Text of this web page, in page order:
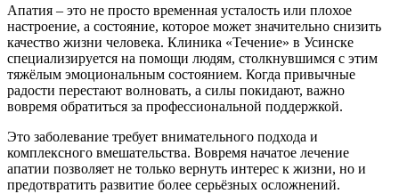
Апатия – это не просто временная усталость или плохое
настроение, а состояние, которое может значительно снизить
качество жизни человека. Клиника «Течение» в Усинске
специализируется на помощи людям, столкнувшимся с этим
тяжёлым эмоциональным состоянием. Когда привычные
радости перестают волновать, а силы покидают, важно
вовремя обратиться за профессиональной поддержкой.
Это заболевание требует внимательного подхода и
комплексного вмешательства. Вовремя начатое лечение
апатии позволяет не только вернуть интерес к жизни, но и
предотвратить развитие более серьёзных осложнений.